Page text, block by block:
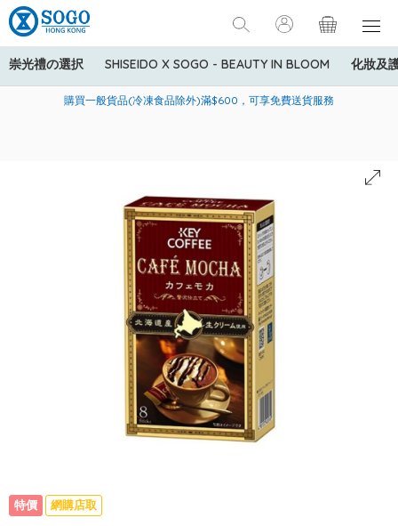
崇光禮の選択 SHISEIDO X SOGO - BEAUTY IN BLOOM 化妝及
美國運通Explorer®信用卡會員購物禮遇：高達5%簽賬回贈！
購買一般貨品(冷凍食品除外)滿$600，可享免費送貨服務
寄送中國內地服務只適用於指定商品，若訂單金額少於HK$600(折
特價 網購店取